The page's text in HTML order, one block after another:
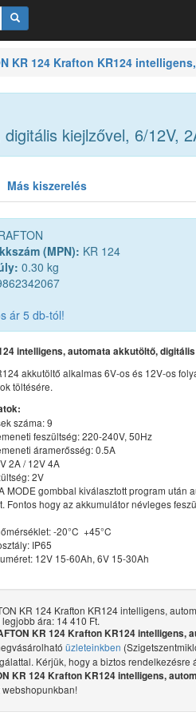
KR 124 Krafton KR124
kiejlzővel, 6/12V,
Más kiszerelés
(MPN): KR 124
0.30 kg
ár 5 db-tól!
intelligens, automata akkutöltő,
akkutöltő alkalmas 6V-os és 12V-os
töltésére.
száma: 9
feszültség: 220-240V, 50Hz
áramerősség: 0.5A
2A / 12V 4A
2V
MODE gombbal kiválasztott program után
Fontos hogy az akkumulátor névleges
-20°C  +45°C
IP65
12V 15-60Ah, 6V 15-30Ah
KR 124 Krafton KR124 intelligens,
ára: 14 410 Ft.
KR 124 Krafton KR124 intelligens,
üzleteinkben
Kérjük, hogy a biztos
KR 124 Krafton KR124 intelligens,
webshopunkban!